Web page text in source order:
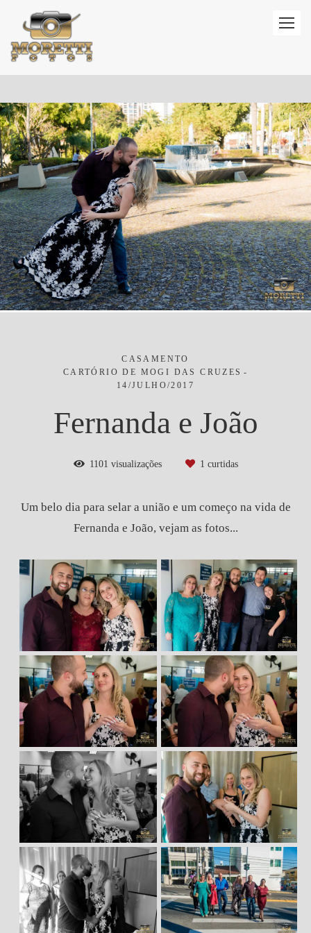
CASAMENTO
CARTÓRIO DE MOGI DAS CRUZES
14/JULHO/2017
Fernanda e João
1101 visualizações 1 curtidas
Um belo dia para selar a união e um começo na vida de
Fernanda e João, vejam as fotos...